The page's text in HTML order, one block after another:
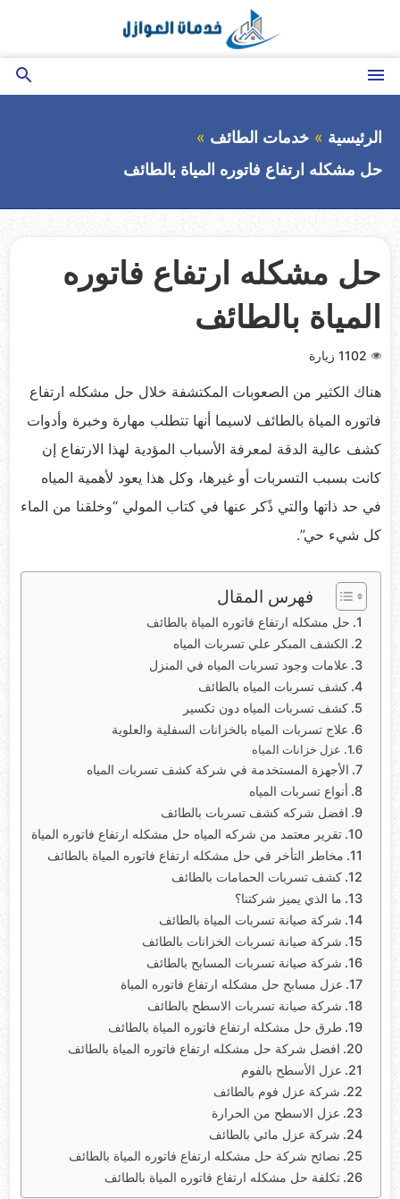
المحتوى
القائمة
بحث
الرئيسية
خدمات الطائف
حل مشكله ارتفاع فاتوره المياة بالطائف
حل مشكله ارتفاع فاتوره
المياة بالطائف
1102 زيارة
هناك الكثير من الصعوبات المكتشفة خلال حل مشكله ارتفاع
فاتوره المياة بالطائف لاسيما أنها تتطلب مهارة وخبرة وأدوات
كشف عالية الدقة لمعرفة الأسباب المؤدية لهذا الارتفاع إن
كانت بسبب التسربات أو غيرها، وكل هذا يعود لأهمية المياه
في حد ذاتها والتي ذًكر عنها في كتاب المولي “وخلقنا من الماء
كل شيء حي”.
فهرس المقال
حل مشكله ارتفاع فاتوره المياة بالطائف
الكشف المبكر علي تسربات المياه
علامات وجود تسربات المياه في المنزل
كشف تسربات المياه بالطائف
كشف تسربات المياه دون تكسير
علاج تسربات المياه بالخزانات السفلية والعلوية
عزل خزانات المياه
الأجهزة المستخدمة في شركة كشف تسربات المياه
أنواع تسربات المياه
افضل شركه كشف تسربات بالطائف
تقرير معتمد من شركه المياه حل مشكله ارتفاع فاتوره المياة
مخاطر التأخر في حل مشكله ارتفاع فاتوره المياة بالطائف
كشف تسربات الحمامات بالطائف
ما الذي يميز شركتنا؟
شركة صيانة تسربات المياة بالطائف
شركة صيانة تسربات الخزانات بالطائف
شركة صيانة تسربات المسابح بالطائف
عزل مسابح حل مشكله ارتفاع فاتوره المياة
شركة صيانة تسربات الاسطح بالطائف
طرق حل مشكله ارتفاع فاتوره المياة بالطائف
افضل شركة حل مشكله ارتفاع فاتوره المياة بالطائف
عزل الأسطح بالفوم
شركة عزل فوم بالطائف
عزل الاسطح من الحرارة
شركة عزل مائي بالطائف
نصائح شركة حل مشكله ارتفاع فاتوره المياة بالطائف
تكلفة حل مشكله ارتفاع فاتوره المياة بالطائف